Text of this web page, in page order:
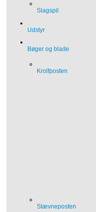
Slagspil
Udstyr
Bøger og blade
Krolfposten
Stævneposten